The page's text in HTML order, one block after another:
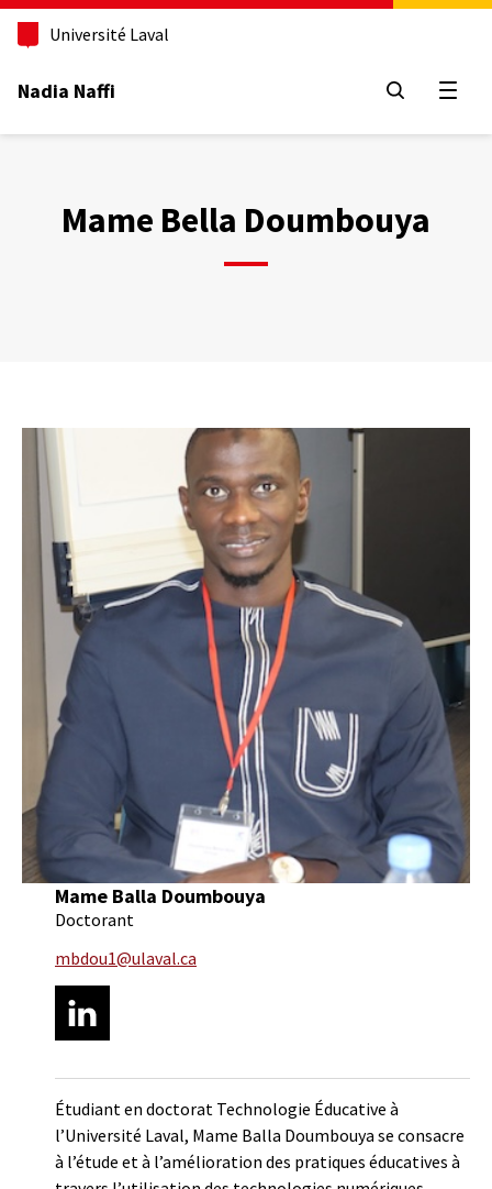
Aller
contenu
Université Laval
Nadia Naffi
Mame Bella Doumbouya
Mame Balla Doumbouya
Doctorant
mbdou1@ulaval.ca
Étudiant en doctorat Technologie Éducative à
l’Université Laval, Mame Balla Doumbouya se consacre
à l’étude et à l’amélioration des pratiques éducatives à